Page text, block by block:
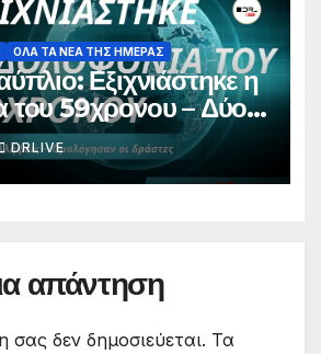
ΟΛΑ ΤΑ ΝΕΑ ΤΗΣ ΗΜΕΡΑΣ
Εξιχνιάστηκε η
του 59χρονου – Δύο
ομολόγησαν οι
DRLIVE
απάντηση
σας δεν δημοσιεύεται. Τα